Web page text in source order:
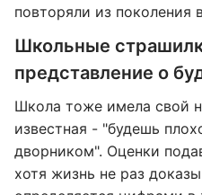
повторяли из поколения
Школьные
представление о
Школа тоже имела свой
известная - "будешь
дворником". Оценки
хотя жизнь не раз